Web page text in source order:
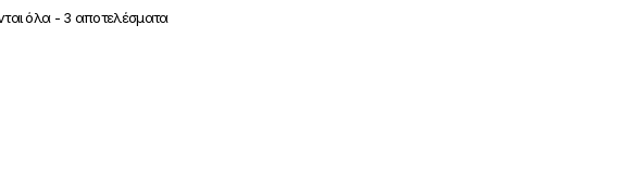
όλα - 3 αποτελέσματα